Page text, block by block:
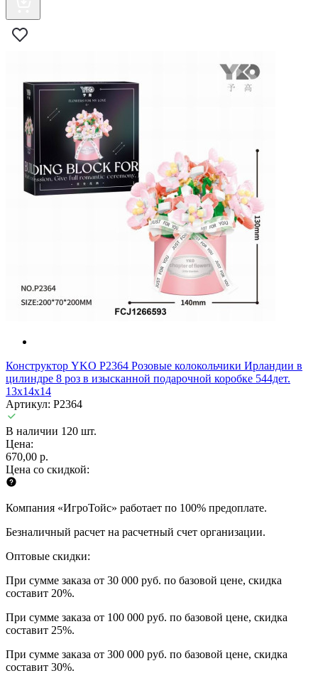
Конструктор YKO P2364 Розовые колокольчики Ирландии в
цилиндре 8 роз в изысканной подарочной коробке 544дет.
13x14x14
Артикул: P2364
В наличии 120 шт.
Цена:
670,00 р.
Цена со скидкой:
Компания «ИгроТойс» работает по 100% предоплате.
Безналичный расчет на расчетный счет организации.
Оптовые скидки:
При сумме заказа от 30 000 руб. по базовой цене, скидка
составит 20%.
При сумме заказа от 100 000 руб. по базовой цене, скидка
составит 25%.
При сумме заказа от 300 000 руб. по базовой цене, скидка
составит 30%.